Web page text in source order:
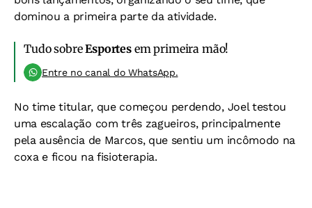
dominou a primeira parte da atividade.
Tudo sobreEsportesem primeira mão!
Entre no canal do WhatsApp.
No time titular, que começou perdendo, Joel testou
uma escalação com três zagueiros, principalmente
pela ausência de Marcos, que sentiu um incômodo na
coxa e ficou na fisioterapia.